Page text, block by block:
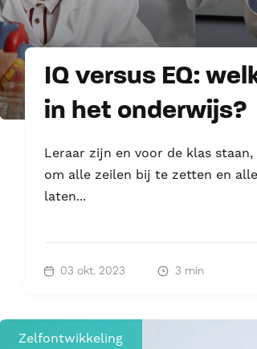
IQ versus EQ:
in het onderwijs?
Leraar zijn en voor de klas
om alle zeilen bij te zetten en
laten...
03 okt. 2023 3 min
Zelfontwikkeling